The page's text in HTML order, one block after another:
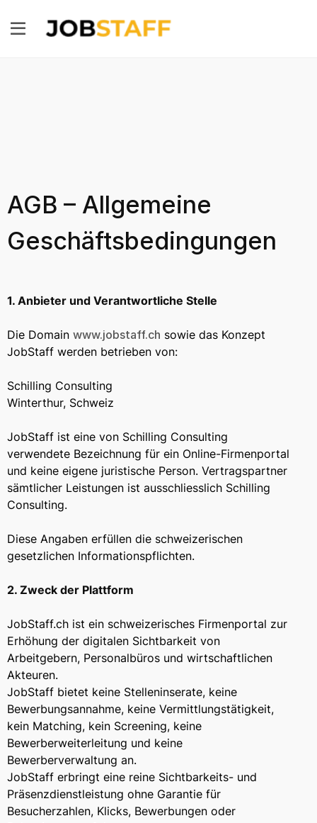
AGB – Allgemeine
Geschäftsbedingungen
1. Anbieter und Verantwortliche Stelle
Die Domain www.jobstaff.ch sowie das Konzept
JobStaff werden betrieben von:
Schilling Consulting
Winterthur, Schweiz
JobStaff ist eine von Schilling Consulting
verwendete Bezeichnung für ein Online-Firmenportal
und keine eigene juristische Person. Vertragspartner
sämtlicher Leistungen ist ausschliesslich Schilling
Consulting.
Diese Angaben erfüllen die schweizerischen
gesetzlichen Informationspflichten.
2. Zweck der Plattform
JobStaff.ch ist ein schweizerisches Firmenportal zur
Erhöhung der digitalen Sichtbarkeit von
Arbeitgebern, Personalbüros und wirtschaftlichen
Akteuren.
JobStaff bietet keine Stelleninserate, keine
Bewerbungsannahme, keine Vermittlungstätigkeit,
kein Matching, kein Screening, keine
Bewerberweiterleitung und keine
Bewerberverwaltung an.
JobStaff erbringt eine reine Sichtbarkeits- und
Präsenzdienstleistung ohne Garantie für
Besucherzahlen, Klicks, Bewerbungen oder